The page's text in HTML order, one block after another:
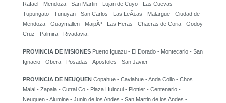
Rafael - Mendoza - San Martin - Lujan de Cuyo - Las Cuevas -
Tupungato - Tunuyan - San Carlos - Las LeÃ±as - Malargue - Ciudad de
Mendoza - Guaymallen - MaipÃº - Las Heras - Chacras de Coria - Godoy
Cruz - Palmira - Rivadavia.
PROVINCIA DE MISIONES Puerto Iguazu - El Dorado - Montecarlo - San
Ignacio - Obera - Posadas - Apostoles - San Javier
PROVINCIA DE NEUQUEN Copahue - Caviahue - Anda Collo - Chos
Malal - Zapala - Cutral Co - Plaza Huincul - Plottier - Centenario -
Neuquen - Alumine - Junin de los Andes - San Martin de los Andes -